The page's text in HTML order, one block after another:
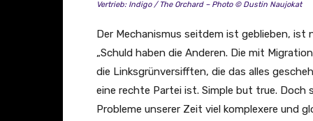
Vertrieb: Indigo / The Orchard – Photo © Dustin Naujokat
Der Mechanismus seitdem ist geblieben,
„Schuld haben die Anderen. Die mit
die Linksgrünversifften, die das alles
eine rechte Partei ist. Simple but true. Doch
Probleme unserer Zeit viel komplexere und